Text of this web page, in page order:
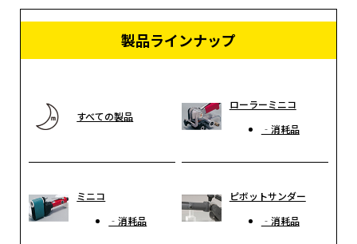
製品ラインナップ
すべての製品
ローラーミニコ
‐消耗品
ミニコ
‐消耗品
ピボットサンダー
‐消耗品